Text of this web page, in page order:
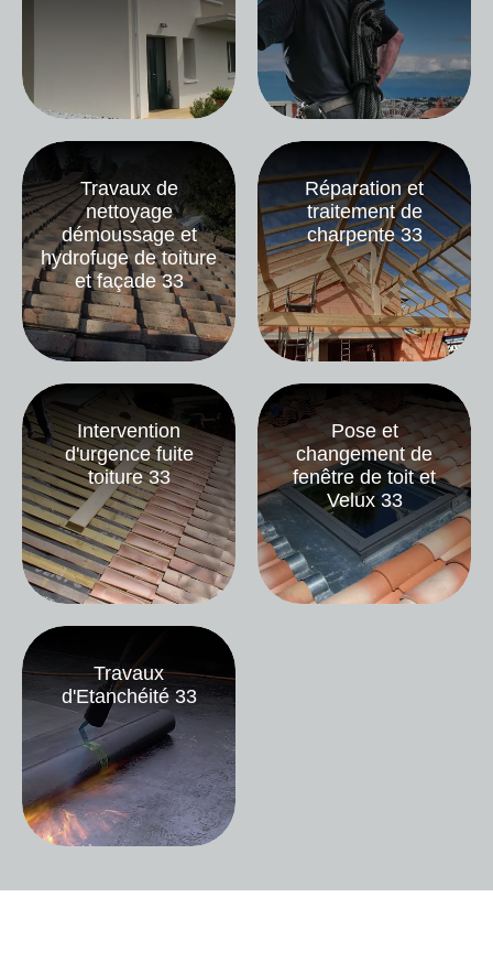
Travaux de
nettoyage
démoussage et
hydrofuge de toiture
et façade 33
Réparation et
traitement de
charpente 33
Intervention
d'urgence fuite
toiture 33
Pose et
changement de
fenêtre de toit et
Velux 33
Travaux
d'Etanchéité 33